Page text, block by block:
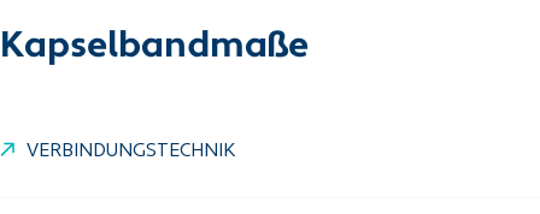
Kapselbandmaße
VERBINDUNGSTECHNIK